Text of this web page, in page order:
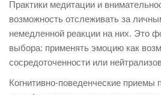
Практики медитации и
возможность отслеживать за
немедленной реакции на них. Это
выбора: применять эмоцию как
сосредоточенности или
Когнитивно-поведенческие приемы